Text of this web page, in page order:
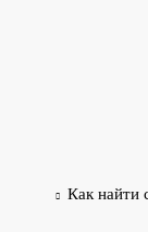
Как найти